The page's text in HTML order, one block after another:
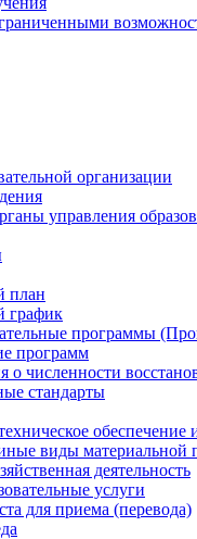
организации
управления
план
график
программы
программ
о численности
стандарты
обеспечение
виды материальной
деятельность
услуги
для приема (перевода)